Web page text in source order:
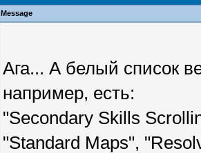
Message
Ага... А белый список
например, есть:
"Secondary Skills
"Standard Maps",